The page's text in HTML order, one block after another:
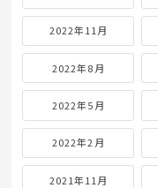
2022年11月
2022年8月
2022年5月
2022年2月
2021年11月